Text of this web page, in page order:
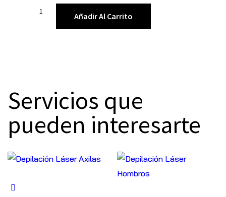
Añadir Al Carrito
Servicios que
pueden interesarte